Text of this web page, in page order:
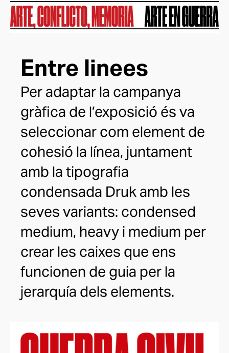
Entre linees
Per adaptar la campanya
gràfica de l’exposició és va
seleccionar com element de
cohesió la línea, juntament
amb la tipografia
condensada Druk amb les
seves variants: condensed
medium, heavy i medium per
crear les caixes que ens
funcionen de guia per la
jerarquía dels elements.